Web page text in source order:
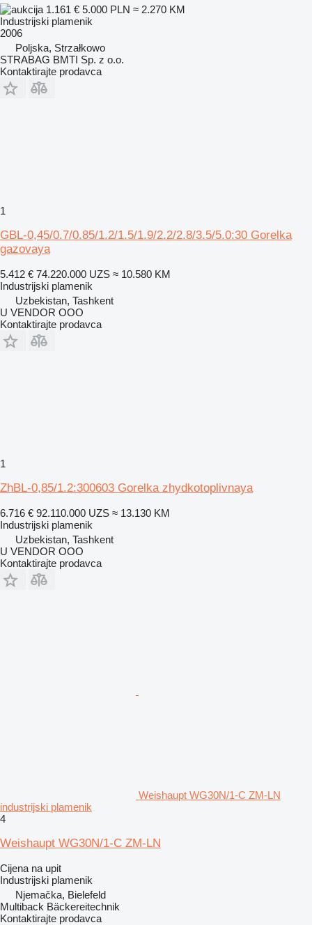
1.161 € 5.000 PLN ≈ 2.270 KM
Industrijski plamenik
2006
Poljska, Strzałkowo
STRABAG BMTI Sp. z o.o.
Kontaktirajte prodavca
1
GBL-0,45/0.7/0.85/1.2/1.5/1.9/2.2/2.8/3.5/5.0:30 Gorelka
gazovaya
5.412 € 74.220.000 UZS ≈ 10.580 KM
Industrijski plamenik
Uzbekistan, Tashkent
U VENDOR OOO
Kontaktirajte prodavca
1
ZhBL-0,85/1.2:300603 Gorelka zhydkotoplivnaya
6.716 € 92.110.000 UZS ≈ 13.130 KM
Industrijski plamenik
Uzbekistan, Tashkent
U VENDOR OOO
Kontaktirajte prodavca
Weishaupt WG30N/1-C ZM-LN
industrijski plamenik
4
Weishaupt WG30N/1-C ZM-LN
Cijena na upit
Industrijski plamenik
Njemačka, Bielefeld
Multiback Bäckereitechnik
Kontaktirajte prodavca